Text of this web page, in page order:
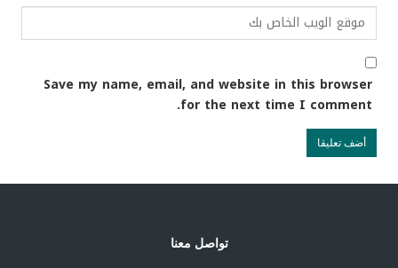
Save my name, email, and website in this browser
for the next time I comment.
تواصل معنا